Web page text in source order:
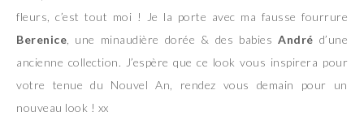
fleurs, c’est tout moi ! Je la porte avec ma fausse fourrure
Berenice, une minaudière dorée & des babiesAndré d’une
ancienne collection. J’espère que ce look vous inspirera pour
votre tenue du Nouvel An, rendez vous demain pour un
nouveau look ! xx